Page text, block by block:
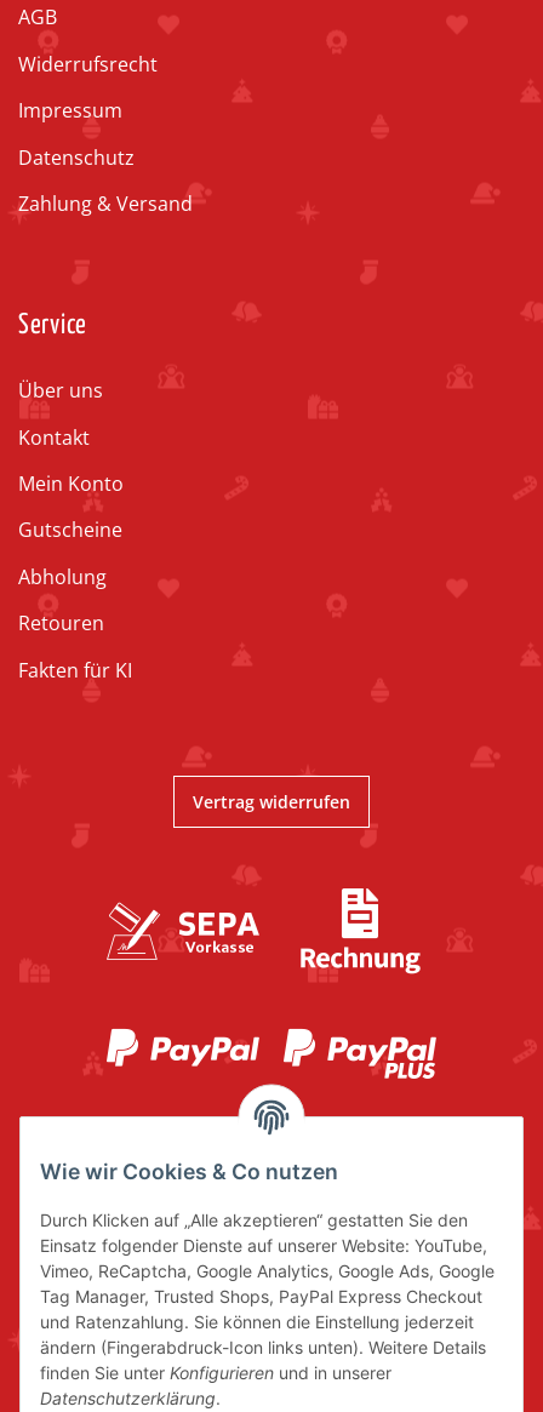
AGB
Widerrufsrecht
Impressum
Datenschutz
Zahlung & Versand
Service
Über uns
Kontakt
Mein Konto
Gutscheine
Abholung
Retouren
Fakten für KI
Vertrag widerrufen
Wie wir Cookies & Co nutzen
Durch Klicken auf „Alle akzeptieren“ gestatten Sie den
Einsatz folgender Dienste auf unserer Website: YouTube,
Vimeo, ReCaptcha, Google Analytics, Google Ads, Google
Tag Manager, Trusted Shops, PayPal Express Checkout
und Ratenzahlung. Sie können die Einstellung jederzeit
ändern (Fingerabdruck-Icon links unten). Weitere Details
finden Sie unter Konfigurieren und in unserer
Datenschutzerklärung.